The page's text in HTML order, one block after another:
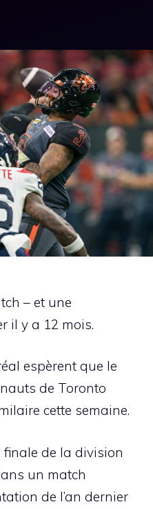
– et une
il y a 12 mois.
espèrent que le
de Toronto
cette semaine.
de la division
un match
de l’an dernier